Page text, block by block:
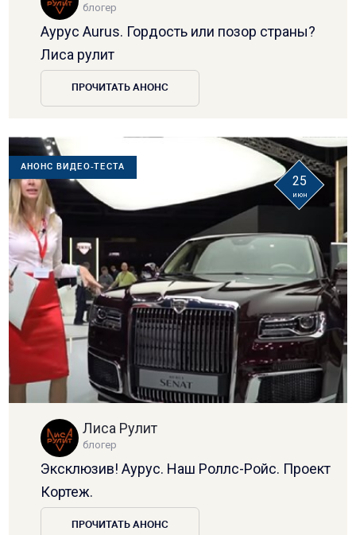
блогер
Аурус Aurus. Гордость или позор страны?
Лиса рулит
ПРОЧИТАТЬ АНОНС
АНОНС ВИДЕО-ТЕСТА
25
июн
Лиса Рулит
блогер
Эксклюзив! Аурус. Наш Роллс-Ройс. Проект
Кортеж.
ПРОЧИТАТЬ АНОНС